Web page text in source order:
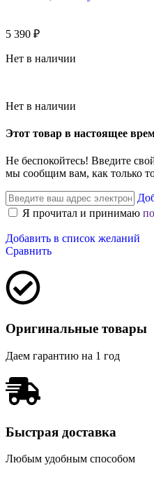
5 390 ₽
Нет в наличии
Нет в наличии
Этот товар в настоящее
Не беспокойтесь! Введите
мы сообщим вам, как только
Я прочитал и принимаю
Добавить в список желаний
Сравнить
Оригинальные товары
Даем гарантию на 1 год
Быстрая доставка
Любым удобным способом